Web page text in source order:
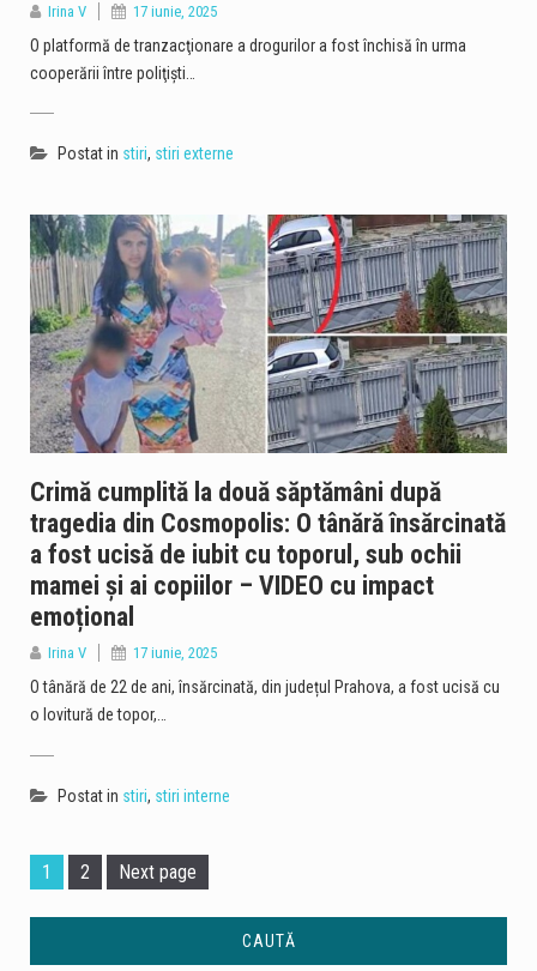
Irina V 17 iunie, 2025
O platformă de tranzacţionare a drogurilor a fost închisă în urma
cooperării între poliţişti…
Postat in stiri, stiri externe
Crimă cumplită la două săptămâni după
tragedia din Cosmopolis: O tânără însărcinată
a fost ucisă de iubit cu toporul, sub ochii
mamei și ai copiilor – VIDEO cu impact
emoțional
Irina V 17 iunie, 2025
O tânără de 22 de ani, însărcinată, din județul Prahova, a fost ucisă cu
o lovitură de topor,…
Postat in stiri, stiri interne
Page
1 Page
2 Next page
CAUTĂ